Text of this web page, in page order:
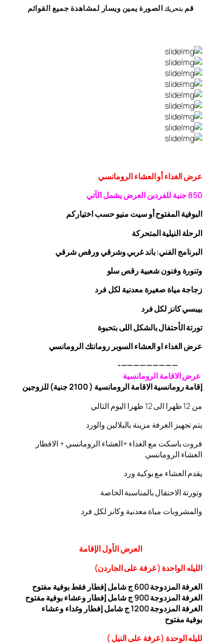
قم بتحريك الصورة يمين ويسار لمشاهدة جميع القوائم
عرض الغداء أو العشاء الرومانسي
850 جنية للفردينالعرض يشمل الآتي
البوفيةالمفتوحأو سيت منيو حسب اختياركم
الرحلةالنيلية المتحركة
البرنامج الفني: باند غربي وشرقيورقصشرقي
وتنورة وفنون شعبيةرقصسلو
زجاجةمياة صغيرة معدنية لكل فرد
بيبسي كانز لكل فرد
تورتة الأحتفال بالشكل اللى بتحبوة
عرض الغداء او العشاء السوبر رومانتك الرومانسي
—————————-
عرض الاقامة الرومانسية
إقامة رومانسية الاقامة الرومانسية ( 2100 جنية) للزوجين
من 12 ظهرا الى 12 ظهرا اليوم التالي
يتم تجهيز الغرفة مزينة بالبلالين والورد
فروت باسكت مع الغداء +العشاء الرومانسي + الافطار
العشاء الرومانسي
يقدم العشاء مع بوكية ورد
وتورتة الاحتفال بالمناسبة الخاصة
والمشروبات مياة معدنية وكانز لكل فرد
العرضالأولالإقامة
الليله الواحدة ( غرفة على الجاردن)
الغرفة المزدوجة
600 ج شامل إفطار فقط بوفية مفتوح
الغرفة المزدوجة 900 ج شامل إفطار وعشاء بوفية مفتوح
الغرفة المزدوجة 1200 ج شامل إفطار وغداء وعشاء
بوفيةمفتوح
لليله الوحدة (غرفة على النيل)